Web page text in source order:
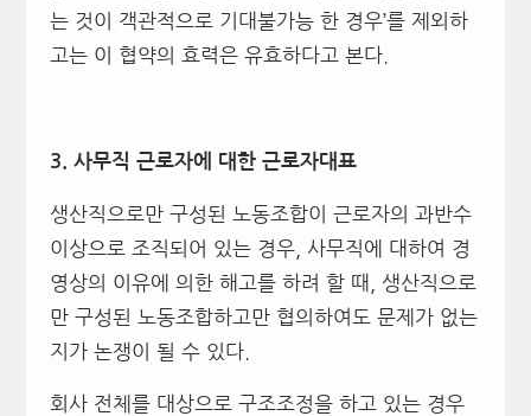
는 것이 객관적으로 기대불가능 한 경우’를 제외하
고는 이 협약의 효력은 유효하다고 본다.
3. 사무직 근로자에 대한 근로자대표
생산직으로만 구성된 노동조합이 근로자의 과반수
이상으로 조직되어 있는 경우, 사무직에 대하여 경
영상의 이유에 의한 해고를 하려 할 때, 생산직으로
만 구성된 노동조합하고만 협의하여도 문제가 없는
지가 논쟁이 될 수 있다.
회사 전체를 대상으로 구조조정을 하고 있는 경우